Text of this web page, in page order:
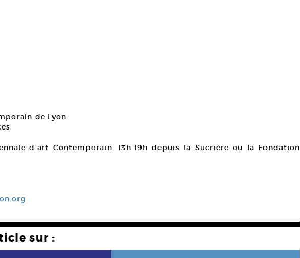
de Lyon
d’art Contemporain: 13h-19h depuis la Sucrière ou la Fondation
sur :